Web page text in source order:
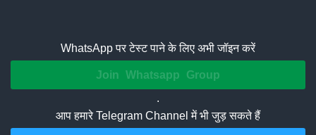
WhatsApp पर टेस्ट पाने के लिए अभी जॉइन करें
Join Whatsapp Group
.
आप हमारे Telegram Channel में भी जुड़ सकते हैं